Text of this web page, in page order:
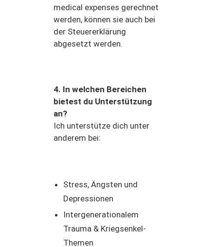
medical expenses gerechnet
werden, können sie auch bei
der Steuererklärung
abgesetzt werden.
4. In welchen Bereichen
bietest du Unterstützung
an?
Ich unterstütze dich unter
anderem bei:
Stress, Ängsten und
Depressionen
Intergenerationalem
Trauma & Kriegsenkel-
Themen